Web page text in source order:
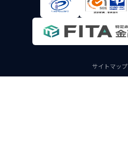
サイトマップ